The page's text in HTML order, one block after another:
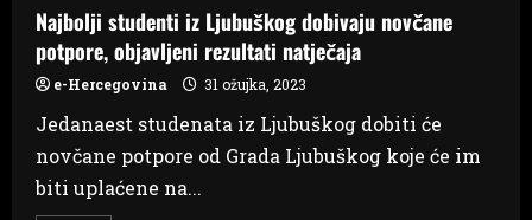
u
Puli
Najbolji studenti iz Ljubuškog dobivaju novčane
potpore, objavljeni rezultati natječaja
e-Hercegovina 31 ožujka, 2023
Jedanaest studenata iz Ljubuškog dobiti će
novčane potpore od Grada Ljubuškog koje će im
biti uplaćene na...